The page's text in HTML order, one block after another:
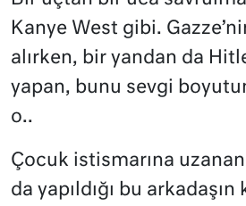
Kanye West gibi.
alırken, bir yandan da
yapan, bunu sevgi
o..
Çocuk istismarına
da yapıldığı bu arkadaşın